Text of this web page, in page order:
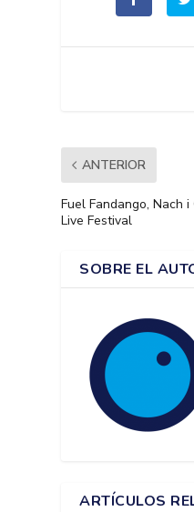
ANTERIOR
Fuel Fandango, Nach
Live Festival
SOBRE EL
ARTÍCULOS